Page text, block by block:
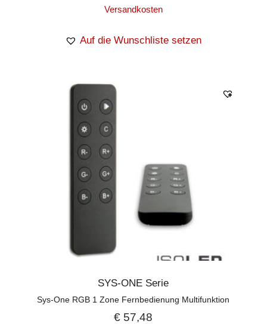
Versandkosten
Auf die Wunschliste setzen
SYS-ONE Serie
Sys-One RGB 1 Zone Fernbedienung Multifunktion
€ 57,48